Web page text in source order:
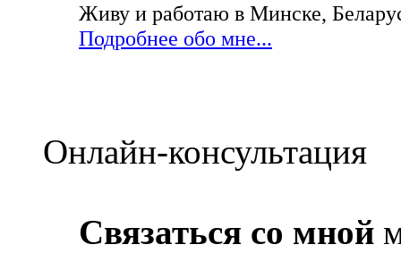
Живу и работаю в Минске,
Подробнее обо мне...
Онлайн-консультация
Связаться со мной